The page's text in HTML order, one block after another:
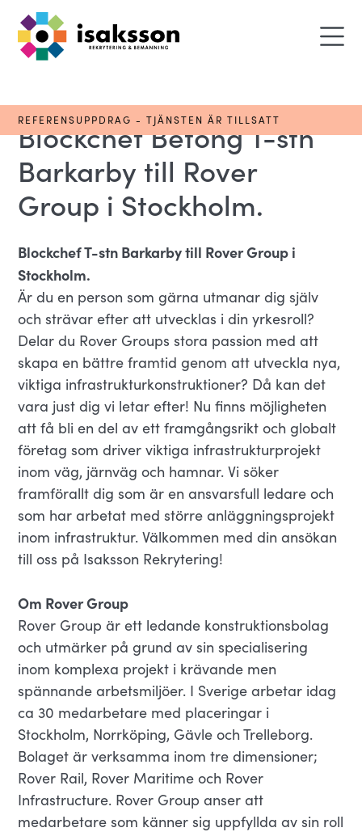
REFERENSUPPDRAG - TJÄNSTEN ÄR TILLSATT
Blockchef Betong T-stn
Barkarby till Rover
Group i Stockholm.
Blockchef T-stn Barkarby till Rover Group i
Stockholm.
Är du en person som gärna utmanar dig själv
och strävar efter att utvecklas i din yrkesroll?
Delar du Rover Groups stora passion med att
skapa en bättre framtid genom att utveckla nya,
viktiga infrastrukturkonstruktioner? Då kan det
vara just dig vi letar efter! Nu finns möjligheten
att få bli en del av ett framgångsrikt och globalt
företag som driver viktiga infrastrukturprojekt
inom väg, järnväg och hamnar. Vi söker
framförallt dig som är en ansvarsfull ledare och
som har arbetat med större anläggningsprojekt
inom infrastruktur. Välkommen med din ansökan
till oss på Isaksson Rekrytering!
Om Rover Group
Rover Group är ett ledande konstruktionsbolag
och utmärker på grund av sin specialisering
inom komplexa projekt i krävande men
spännande arbetsmiljöer. I Sverige arbetar idag
ca 30 medarbetare med placeringar i
Stockholm, Norrköping, Gävle och Trelleborg.
Bolaget är verksamma inom tre dimensioner;
Rover Rail, Rover Maritime och Rover
Infrastructure. Rover Group anser att
medarbetare som känner sig uppfyllda av sin roll